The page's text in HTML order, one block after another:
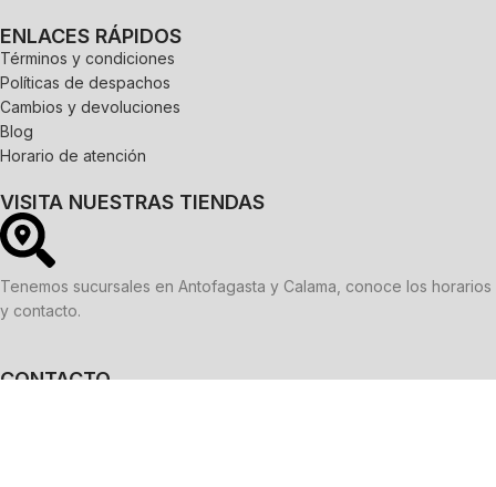
ENLACES RÁPIDOS
Términos y condiciones
Políticas de despachos
Cambios y devoluciones
Blog
Horario de atención
VISITA NUESTRAS TIENDAS
Tenemos sucursales en Antofagasta y Calama, conoce los horarios
y contacto.
CONTACTO